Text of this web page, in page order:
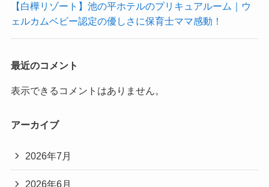
【白樺リゾート】池の平ホテルのプリキュアルーム｜ウ
ェルカムベビー認定の優しさに保育士ママ感動！
最近のコメント
表示できるコメントはありません。
アーカイブ
2026年7月
2026年6月